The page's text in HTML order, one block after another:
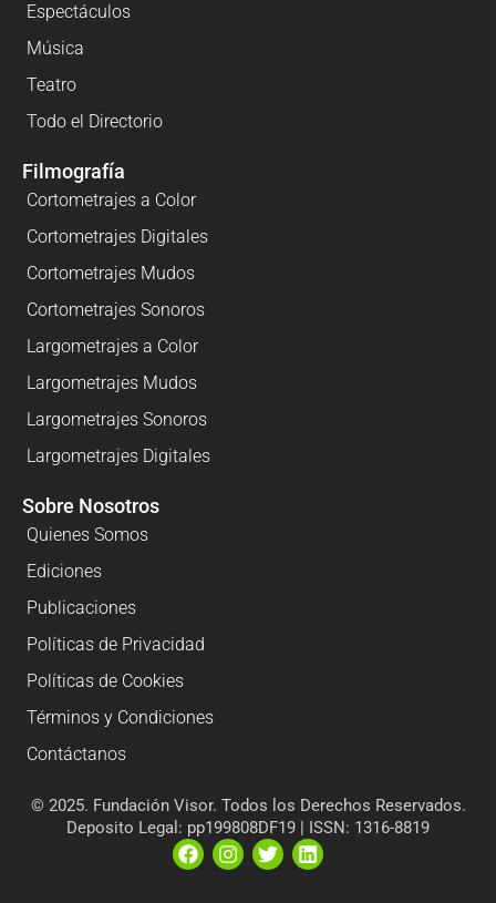
Espectáculos
Música
Teatro
Todo el Directorio
Filmografía
Cortometrajes a Color
Cortometrajes Digitales
Cortometrajes Mudos
Cortometrajes Sonoros
Largometrajes a Color
Largometrajes Mudos
Largometrajes Sonoros
Largometrajes Digitales
Sobre Nosotros
Quienes Somos
Ediciones
Publicaciones
Políticas de Privacidad
Políticas de Cookies
Términos y Condiciones
Contáctanos
© 2025. Fundación Visor. Todos los Derechos Reservados.
Deposito Legal: pp199808DF19 | ISSN: 1316-8819